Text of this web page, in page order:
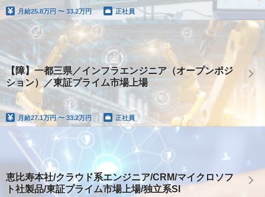
月給25.8万円 〜 33.2万円 正社員
【障】一都三県／インフラエンジニア（オープンポジ
ション）／東証プライム市場上場
月給27.1万円 〜 33.2万円 正社員
恵比寿本社/クラウド系エンジニア/CRM/マイクロソフ
ト社製品/東証プライム市場上場/独立系SI